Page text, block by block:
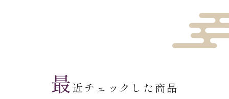
最 近チェックした商品